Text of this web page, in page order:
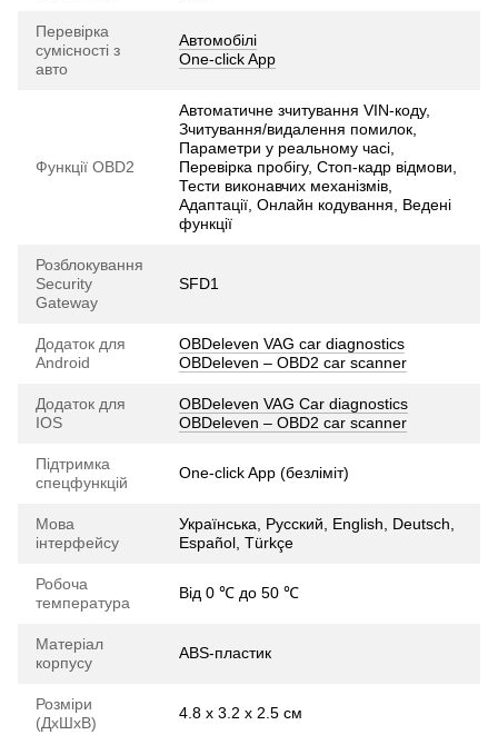
Перевірка
сумісності з
авто
Автомобілі
One-click App
Функції OBD2
Автоматичне зчитування VIN-коду,
Зчитування/видалення помилок,
Параметри у реальному часі,
Перевірка пробігу, Стоп-кадр відмови,
Тести виконавчих механізмів,
Адаптації, Онлайн кодування, Ведені
функції
Розблокування
Security
Gateway
SFD1
Додаток для
Android
OBDeleven VAG car diagnostics
OBDeleven – OBD2 car scanner
Додаток для
IOS
OBDeleven VAG Car diagnostics
OBDeleven – OBD2 car scanner
Підтримка
спецфункцій
One-click App (безліміт)
Мова
інтерфейсу
Українська, Русский, English, Deutsch,
Español, Türkçe
Робоча
температура
Від 0 ℃ до 50 ℃
Матеріал
корпусу
ABS-пластик
Розміри
(ДхШхВ)
4.8 х 3.2 х 2.5 см